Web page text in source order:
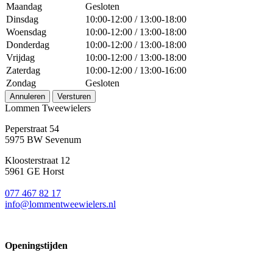
Maandag
Gesloten
Dinsdag
10:00-12:00 / 13:00-18:00
Woensdag
10:00-12:00 / 13:00-18:00
Donderdag
10:00-12:00 / 13:00-18:00
Vrijdag
10:00-12:00 / 13:00-18:00
Zaterdag
10:00-12:00 / 13:00-16:00
Zondag
Gesloten
Annuleren Versturen
Lommen Tweewielers
Peperstraat 54
5975 BW Sevenum
Kloosterstraat 12
5961 GE Horst
077 467 82 17
info@lommentweewielers.nl
Openingstijden